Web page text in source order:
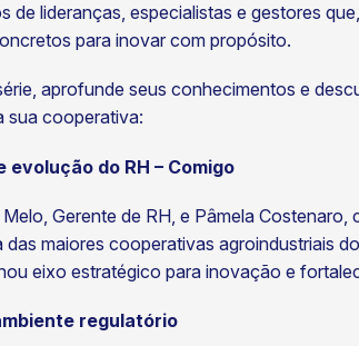
de lideranças, especialistas e gestores
para inovar com propósito.
aprofunde seus conhecimentos e
sua cooperativa:
evolução do RH – Comigo
Gerente de RH, e Pâmela
das maiores cooperativas agroindustriais
eixo estratégico para inovação e
regulatório